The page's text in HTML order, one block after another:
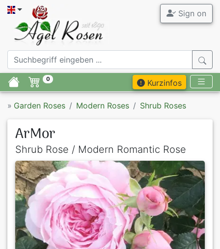
Sign on
0 Kurzinfos
» Garden Roses Modern Roses Shrub Roses
ArMor
Shrub Rose / Modern Romantic Rose